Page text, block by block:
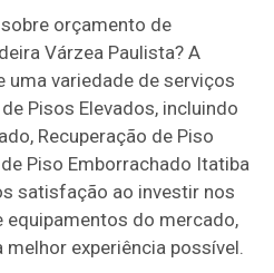
orçamento de
Várzea Paulista? A
variedade de serviços
Pisos Elevados, incluindo
Recuperação de Piso
Piso Emborrachado Itatiba
satisfação ao investir nos
do mercado,
experiência possível.